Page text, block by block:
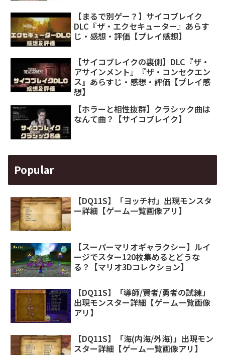
【まるで別ゲー？】サイコブレイク
DLC『ザ・エクセキューター』あらす
じ・感想・評価【プレイ感想】
【サイコブレイクの裏側】DLC『ザ・
アサインメント』『ザ・コンセクエン
ス』あらすじ・感想・評価【プレイ感
想】
【ホラーと相性抜群】クラシック曲は
なんて曲？【サイコブレイク】
Popular
【DQ11S】「ヨッチ村」出現モンスタ
ー詳細【ゲーム一覧画像アリ】
【スーパーマリオギャラクシー】ルイ
ージでスター120枚集めるとどうな
る？【マリオ3Dコレクション】
【DQ11S】「導師/賢者/勇者の試練」
出現モンスター詳細【ゲーム一覧画像
アリ】
【DQ11S】「海(内海/外海)」出現モン
スター詳細【ゲーム一覧画像アリ】